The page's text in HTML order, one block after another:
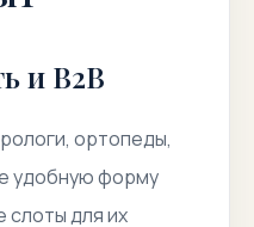
и B2B
ортопеды,
удобную форму
слоты для их